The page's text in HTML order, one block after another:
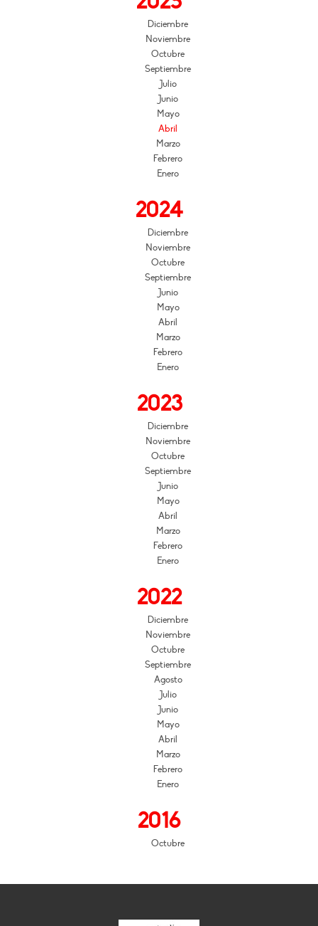
Diciembre
Noviembre
Octubre
Septiembre
Julio
Junio
Mayo
Abril
Marzo
Febrero
Enero
2024
Diciembre
Noviembre
Octubre
Septiembre
Junio
Mayo
Abril
Marzo
Febrero
Enero
2023
Diciembre
Noviembre
Octubre
Septiembre
Junio
Mayo
Abril
Marzo
Febrero
Enero
2022
Diciembre
Noviembre
Octubre
Septiembre
Agosto
Julio
Junio
Mayo
Abril
Marzo
Febrero
Enero
2016
Octubre